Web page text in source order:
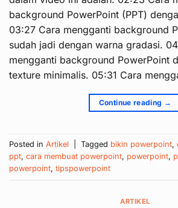
background PowerPoint (PPT)
03:27 Cara mengganti background
sudah jadi dengan warna gradasi.
mengganti background PowerPoint
texture minimalis. 05:31 Cara
Continue reading →
Posted in Artikel Tagged bikin powerpoint,
ppt, cara membuat powerpoint, powerpoint,
powerpoint, tipspowerpoint
ARTIKEL